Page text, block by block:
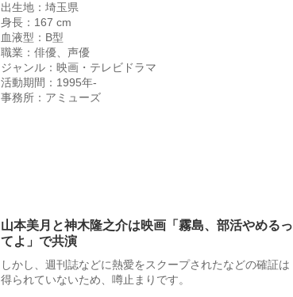
出生地：埼玉県
身長：167 cm
血液型：B型
職業：俳優、声優
ジャンル：映画・テレビドラマ
活動期間：1995年-
事務所：アミューズ
山本美月と神木隆之介は映画「霧島、部活やめるっ
てよ」で共演
しかし、週刊誌などに熱愛をスクープされたなどの確証は
得られていないため、噂止まりです。